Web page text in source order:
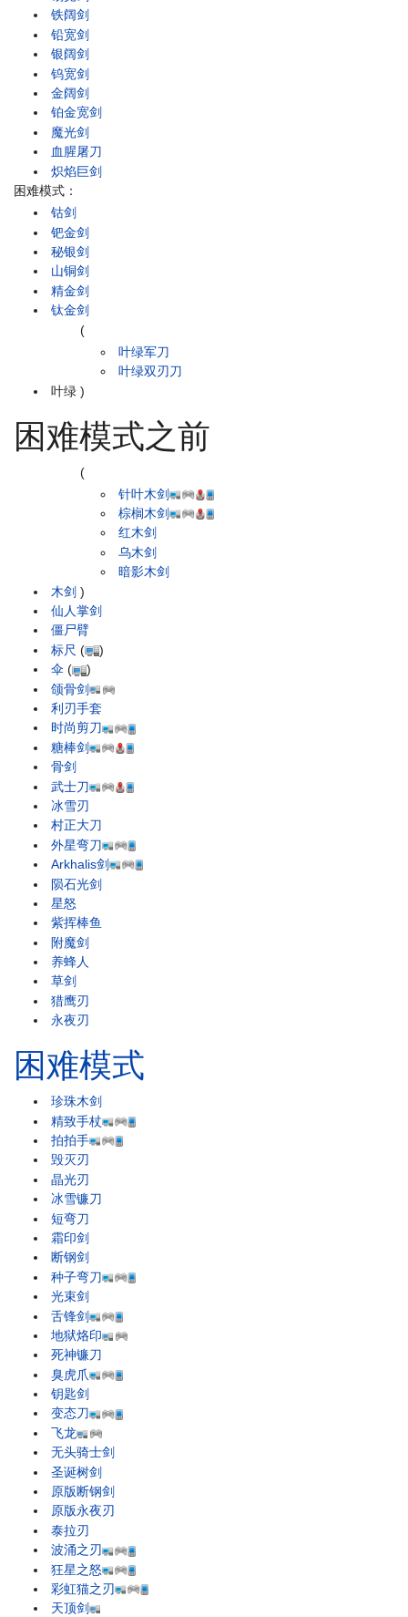
铁阔剑
铅宽剑
银阔剑
钨宽剑
金阔剑
铂金宽剑
魔光剑
血腥屠刀
炽焰巨剑
困难模式：
钴剑
钯金剑
秘银剑
山铜剑
精金剑
钛金剑
叶绿
(
叶绿军刀
叶绿双刃刀
)
困难模式之前
木剑
(
针叶木剑
棕榈木剑
红木剑
乌木剑
暗影木剑
)
仙人掌剑
僵尸臂
标尺 (
)
伞 (
)
颌骨剑
利刃手套
时尚剪刀
糖棒剑
骨剑
武士刀
冰雪刃
村正大刀
外星弯刀
Arkhalis剑
陨石光剑
星怒
紫挥棒鱼
附魔剑
养蜂人
草剑
猎鹰刃
永夜刃
困难模式
珍珠木剑
精致手杖
拍拍手
毁灭刃
晶光刃
冰雪镰刀
短弯刀
霜印剑
断钢剑
种子弯刀
光束剑
舌锋剑
地狱烙印
死神镰刀
臭虎爪
钥匙剑
变态刀
飞龙
无头骑士剑
圣诞树剑
原版断钢剑
原版永夜刃
泰拉刃
波涌之刃
狂星之怒
彩虹猫之刃
天顶剑